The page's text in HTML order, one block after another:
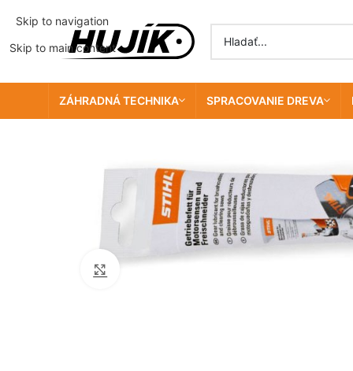
Skip to navigation
Skip to main content
ZÁHRADNÁ TECHNIKA SPRACOVANIE DREVA